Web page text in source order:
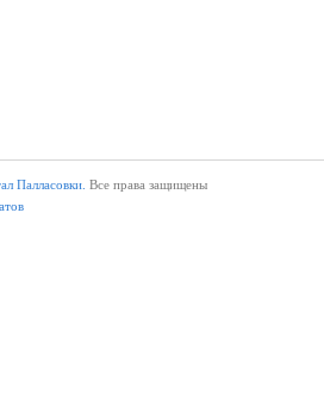
Палласовки. Все права защищены